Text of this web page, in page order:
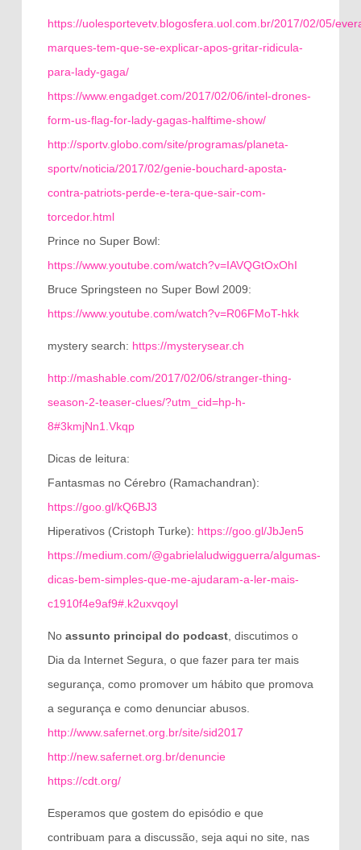
https://uolesportevetv.blogosfera.uol.com.br/2017/02/05/
marques-tem-que-se-explicar-apos-gritar-ridicula-
para-lady-gaga/
https://www.engadget.com/2017/02/06/intel-drones-
form-us-flag-for-lady-gagas-halftime-show/
http://sportv.globo.com/site/programas/planeta-
sportv/noticia/2017/02/genie-bouchard-aposta-
contra-patriots-perde-e-tera-que-sair-com-
torcedor.html
Prince no Super Bowl:
https://www.youtube.com/watch?v=IAVQGtOxOhI
Bruce Springsteen no Super Bowl 2009:
https://www.youtube.com/watch?v=R06FMoT-hkk
mystery search: https://mysterysear.ch
http://mashable.com/2017/02/06/stranger-thing-
season-2-teaser-clues/?utm_cid=hp-h-
8#3kmjNn1.Vkqp
Dicas de leitura:
Fantasmas no Cérebro (Ramachandran):
https://goo.gl/kQ6BJ3
Hiperativos (Cristoph Turke): https://goo.gl/JbJen5
https://medium.com/@gabrielaludwigguerra/algumas-
dicas-bem-simples-que-me-ajudaram-a-ler-mais-
c1910f4e9af9#.k2uxvqoyl
No assunto principal do podcast, discutimos o
Dia da Internet Segura, o que fazer para ter mais
segurança, como promover um hábito que promova
a segurança e como denunciar abusos.
http://www.safernet.org.br/site/sid2017
http://new.safernet.org.br/denuncie
https://cdt.org/
Esperamos que gostem do episódio e que
contribuam para a discussão, seja aqui no site, nas